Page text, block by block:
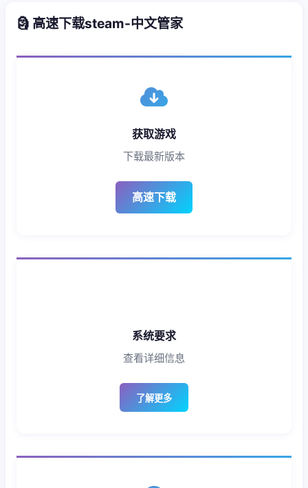
🗿 高速下载steam-中文管家
获取游戏
下载最新版本
高速下载
系统要求
查看详细信息
了解更多